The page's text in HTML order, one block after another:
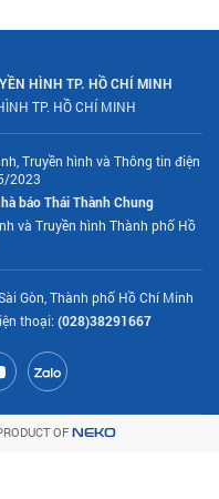
HÌNH TP. HỒ CHÍ MINH
TP. HỒ CHÍ MINH
Truyền hình và Thông tin điện
2023
báo Thái Thành Chung
và Truyền hình Thành phố Hồ
Gòn, Thành phố Hồ Chí Minh
thoại: (028)38291667
OF NEKO